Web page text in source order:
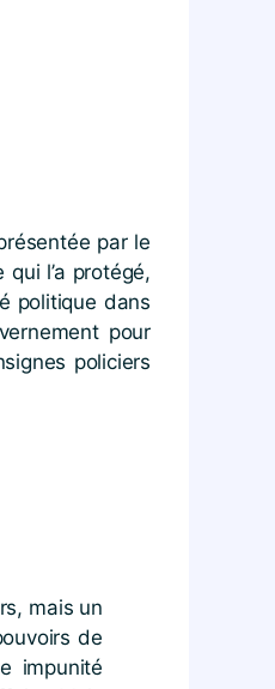
par le
l’a protégé,
politique dans
pour
policiers
mais un
de
impunité